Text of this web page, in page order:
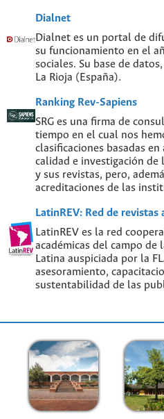
Dialnet
Dialnet es un portal de
su funcionamiento en el
sociales. Su base de
La Rioja (España).
Ranking Rev-Sapiens
SRG es una firma de
tiempo en el cual nos
clasificaciones basadas
calidad e investigación de
y sus revistas, pero,
acreditaciones de las
LatinREV: Red de
LatinREV es la red
académicas del campo de
Latina auspiciada por la
asesoramiento,
sustentabilidad de las